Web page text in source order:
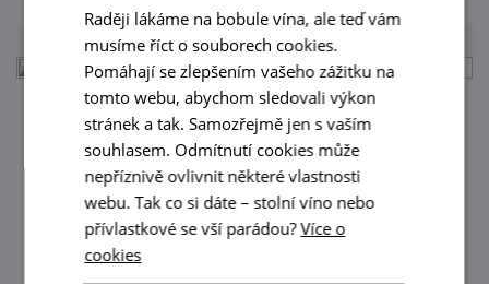
Léto v Jirkově sklepě: Duo Spolu | grilování
29. 8. '26
Jirkův sklep srdečně zve na hudební
vystoupení při skleničce dobrého vína.
Raději lákáme na bobule vína, ale teď vám
musíme říct o souborech cookies.
Pomáhají se zlepšením vašeho zážitku na
tomto webu, abychom sledovali výkon
stránek a tak. Samozřejmě jen s vaším
souhlasem. Odmítnutí cookies může
nepříznivě ovlivnit některé vlastnosti
webu. Tak co si dáte – stolní víno nebo
přívlastkové se vší parádou?Více o
cookies